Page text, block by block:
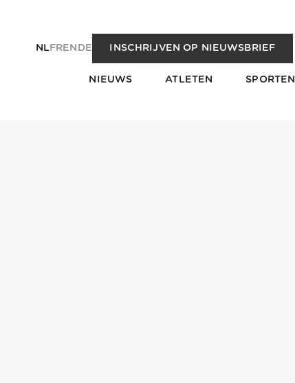
NLFREN DE INSCHRIJVEN OP NIEUWSBRIEF
NIEUWS ATLETEN SPORTEN